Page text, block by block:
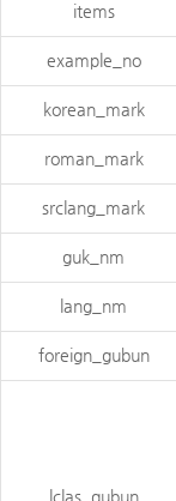
items
example_no
korean_mark
roman_mark
srclang_mark
guk_nm
lang_nm
foreign_gubun
lclas_gubun